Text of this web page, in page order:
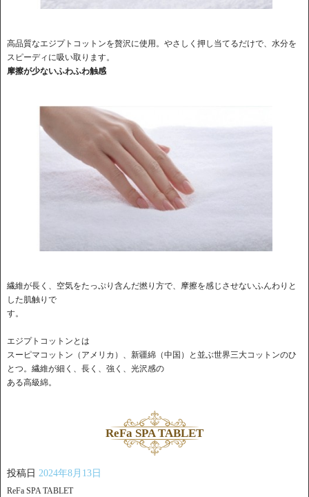
高品質なエジプトコットンを贅沢に使用。やさしく押し当てるだけで、水分を
スピーディに吸い取ります。
摩擦が少ないふわふわ触感
繊維が長く、空気をたっぷり含んだ撚り方で、摩擦を感じさせないふんわりと
した肌触りで
す。
エジプトコットンとは
スーピマコットン（アメリカ）、新疆綿（中国）と並ぶ世界三大コットンのひ
とつ。繊維が細く、長く、強く、光沢感の
ある高級綿。
ReFa SPA TABLET
投稿日 2024年8月13日
ReFa SPA TABLET